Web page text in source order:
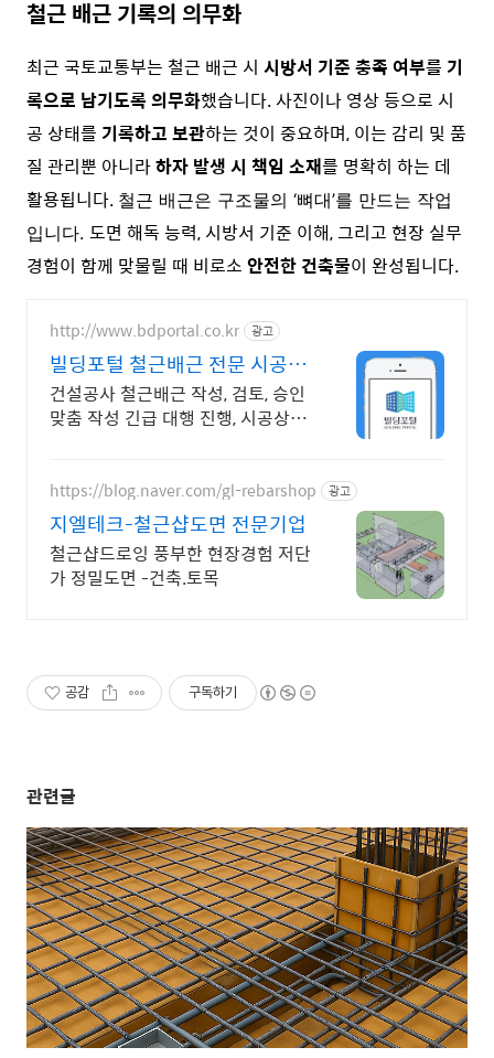
철근 배근 기록의 의무화
최근 국토교통부는 철근 배근 시 시방서 기준 충족 여부를 기
록으로 남기도록 의무화했습니다. 사진이나 영상 등으로 시
공 상태를 기록하고 보관하는 것이 중요하며, 이는 감리 및 품
질 관리뿐 아니라하자 발생 시 책임 소재를 명확히 하는 데
활용됩니다. 철근 배근은 구조물의 ‘뼈대’를 만드는 작업
입니다. 도면 해독 능력, 시방서 기준 이해, 그리고 현장 실무
경험이 함께 맞물릴 때 비로소 안전한 건축물이 완성됩니다.
http://www.bdportal.co.kr 광고
빌딩포털 철근배근 전문 시공상
세도 작성지침 준용
건설공사 철근배근 작성, 검토, 승인
맞춤 작성 긴급 대행 진행, 시공상세
https://blog.naver.com/gl-rebarshop 광고
지엘테크-철근샵도면 전문기업
철근샵드로잉 풍부한 현장경험 저단
가 정밀도면 -건축.토목
공감 구독하기
관련글